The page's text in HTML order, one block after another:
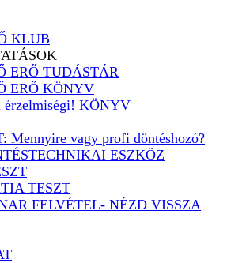
KLUB
ERŐ TUDÁSTÁR
ERŐ KÖNYV
érzelmiségi! KÖNYV
Mennyire vagy profi döntéshozó?
ESZKÖZ
TESZT
FELVÉTEL- NÉZD VISSZA